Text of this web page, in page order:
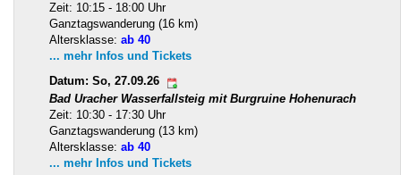
Zeit: 10:15 - 18:00 Uhr
Ganztagswanderung (16 km)
Altersklasse: ab 40
... mehr Infos und Tickets
Datum: So, 27.09.26
Bad Uracher Wasserfallsteig mit Burgruine Hohenurach
Zeit: 10:30 - 17:30 Uhr
Ganztagswanderung (13 km)
Altersklasse: ab 40
... mehr Infos und Tickets